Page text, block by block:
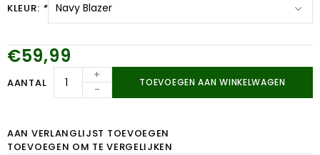
KLEUR: *
€59,99
AANTAL
+
-
TOEVOEGEN AAN WINKELWAGEN
AAN VERLANGLIJST TOEVOEGEN
TOEVOEGEN OM TE VERGELIJKEN